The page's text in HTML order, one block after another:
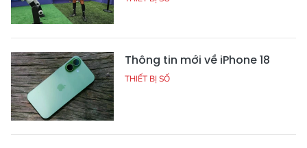
Thông tin mới về iPhone 18
THIẾT BỊ SỐ